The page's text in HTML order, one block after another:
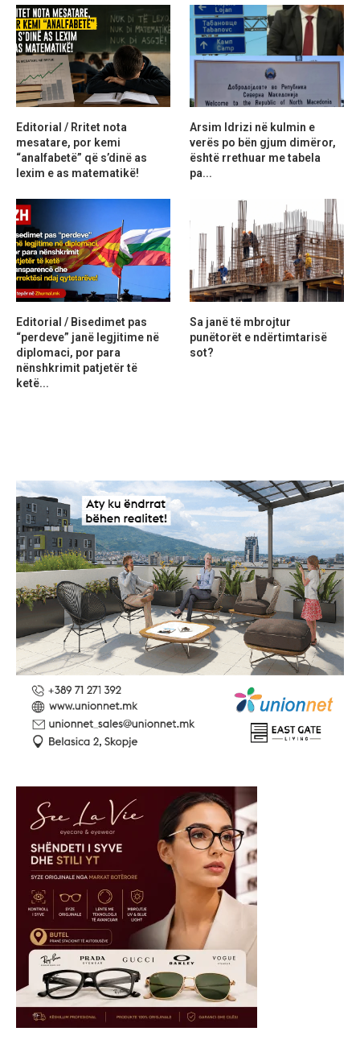
Editorial / Rritet nota
mesatare, por kemi
“analfabetë” që s’dinë as
lexim e as matematikë!
Arsim Idrizi në kulmin e
verës po bën gjum dimëror,
është rrethuar me tabela
pa...
Editorial / Bisedimet pas
“perdeve” janë legjitime në
diplomaci, por para
nënshkrimit patjetër të
ketë...
Sa janë të mbrojtur
punëtorët e ndërtimtarisë
sot?